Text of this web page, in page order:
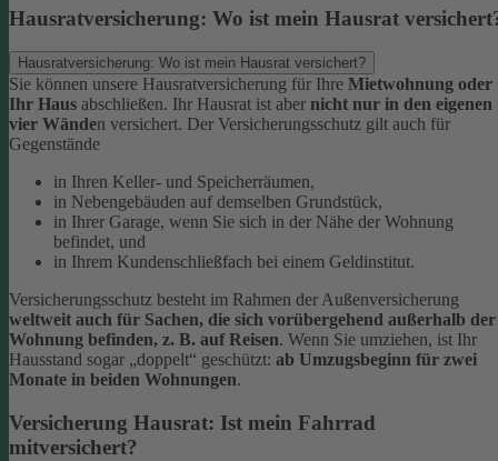
Hausratversicherung: Wo ist mein Hausrat
Hausratversicherung: Wo ist mein Hausrat versichert?
Sie können unsere Hausratversicherung für Ihre Mietwohnung oder
Ihr Haus abschließen. Ihr Hausrat ist aber nicht nur in den eigenen
vier Wänden versichert. Der Versicherungsschutz gilt auch für
Gegenstände
in Ihren Keller- und Speicherräumen,
in Nebengebäuden auf demselben Grundstück,
in Ihrer Garage, wenn Sie sich in der Nähe der Wohnung
befindet, und
in Ihrem Kundenschließfach bei einem Geldinstitut.
Versicherungsschutz besteht im Rahmen der Außenversicherung
weltweit auch für Sachen, die sich vorübergehend außerhalb der
Wohnung befinden, z. B. auf Reisen. Wenn Sie umziehen, ist Ihr
Hausstand sogar „doppelt“ geschützt: ab Umzugsbeginn für zwei
Monate in beiden Wohnungen.
Versicherung Hausrat: Ist mein Fahrrad
mitversichert?